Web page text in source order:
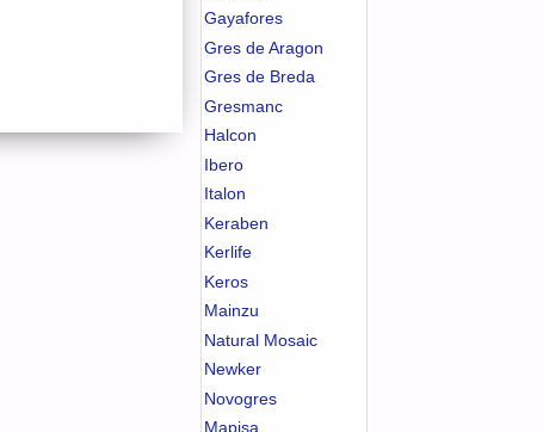
Gayafores
Gres de Aragon
Gres de Breda
Gresmanc
Halcon
Ibero
Italon
Keraben
Kerlife
Keros
Mainzu
Natural Mosaic
Newker
Novogres
Mapisa